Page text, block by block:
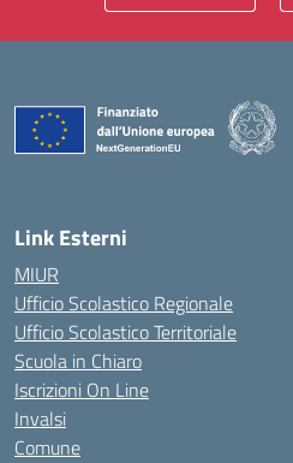
Link Esterni
MIUR
Ufficio Scolastico Regionale
Ufficio Scolastico Territoriale
Scuola in Chiaro
Iscrizioni On Line
Invalsi
Comune